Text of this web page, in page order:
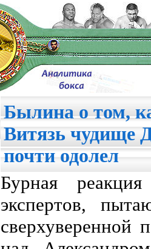
Былина о том,
Витязь чудище
почти одолел
Бурная
экспертов,
сверхуверенной